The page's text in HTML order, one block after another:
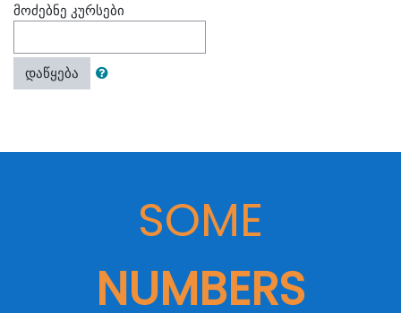
მოძებნე კურსები
დაწყება
SOME
NUMBERS